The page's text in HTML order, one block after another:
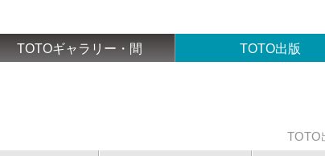
TOTOギャラリー・間 TOTO出版
TOTO